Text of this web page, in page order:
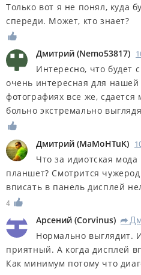
Только вот я не понял, куда
спереди. Может, кто знает?
Дмитрий (Nemo53817)
Интересно, что будет
очень интересная для
фотографиях все же,
больно экстремально
Дмитрий (MaMoHTuK)
Что за идиотская
планшет? Смотрится
вписать в панель дисплей
4
Арсений (Corvinus) R
Нормально выглядит.
приятный. А когда дисплей
Как минимум потому что